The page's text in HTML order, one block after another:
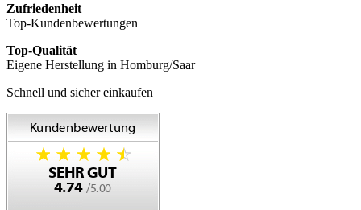
Zufriedenheit
Top-Kundenbewertungen
Top-Qualität
Eigene Herstellung in Homburg/Saar
Schnell und sicher einkaufen